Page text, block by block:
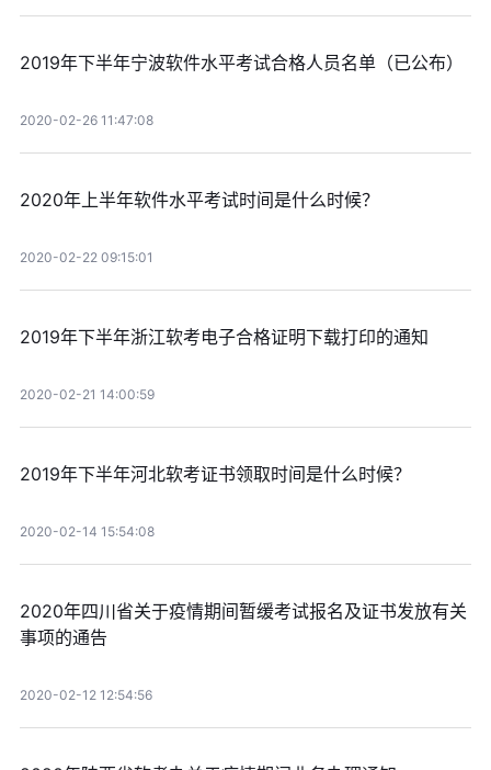
2019年下半年宁波软件水平考试合格人员名单（已公布）
2020-02-26 11:47:08
2020年上半年软件水平考试时间是什么时候？
2020-02-22 09:15:01
2019年下半年浙江软考电子合格证明下载打印的通知
2020-02-21 14:00:59
2019年下半年河北软考证书领取时间是什么时候？
2020-02-14 15:54:08
2020年四川省关于疫情期间暂缓考试报名及证书发放有关
事项的通告
2020-02-12 12:54:56